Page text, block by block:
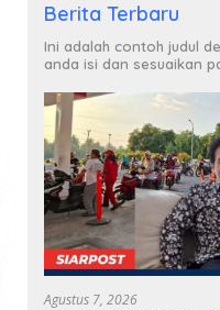
Berita Terbaru
Ini adalah contoh judul
anda isi dan sesuaikan
Agustus 7, 2026